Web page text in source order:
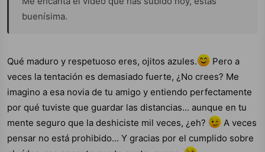
buenísima.
Qué maduro y respetuoso eres, ojitos azules.
Pero a
veces la tentación es demasiado fuerte, ¿No crees? Me
imagino a esa novia de tu amigo y entiendo perfectamente
por qué tuviste que guardar las distancias... aunque en tu
mente seguro que la deshiciste mil veces, ¿eh?
A veces
pensar no está prohibido... Y gracias por el cumplido sobre